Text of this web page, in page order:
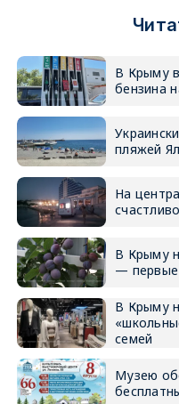
В Крыму
бензина
пляжей
На
В Крыму
— первые
В Крыму
семей
Музею